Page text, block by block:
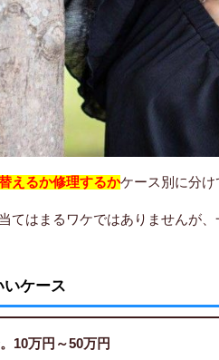
えるか修理するかケース別に分
てはまるワケではありませんが
いケース
10万円～50万円